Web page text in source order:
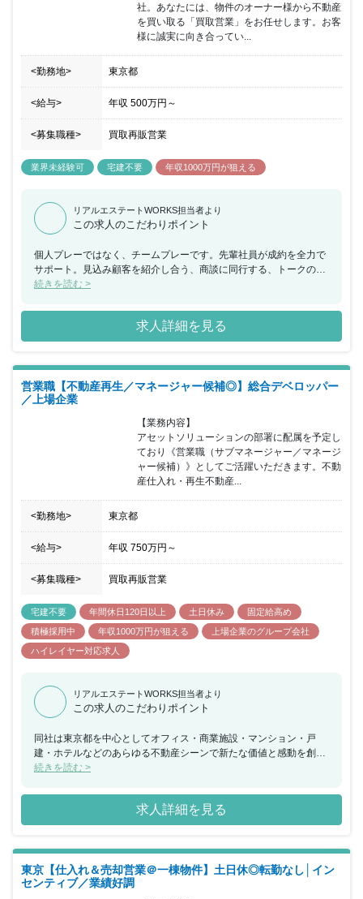
社。あなたには、物件のオーナー様から不動産
を買い取る「買取営業」をお任せします。お客
様に誠実に向き合ってい...
<勤務地> 東京都
<給与> 年収 500万円 ～
<募集職種> 買取再販営業
業界未経験可 宅建不要 年収1000万円が狙える
リアルエステートWORKS担当者より
この求人のこだわりポイント
個人プレーではなく、チームプレーです。先輩社員が成約を全力で
サポート。見込み顧客を紹介し合う、商談に同行する、トークの仕
方や提案のお手本を見せる...等、チームプレーで契約を取っていく
う、フォローを欠かしません!※昨年度の部署立上げ以来、全員が入
社1ヶ月ほどで初成約実績アリ
続きを読む >
求人詳細を見る
営業職【不動産再生／マネージャー候補◎】総合デベロッパー
／上場企業
【業務内容】
アセットソリューションの部署に配属を予定し
ており《営業職（サブマネージャー／マネージ
ャー候補）》としてご活躍いただきます。不動
産仕入れ・再生不動産...
<勤務地> 東京都
<給与> 年収 750万円 ～
<募集職種> 買取再販営業
宅建不要 年間休日120日以上 土日休み
固定給高め
積極採用中
年収1000万円が狙える
上場企業のグループ会社
ハイレイヤー対応求人
リアルエステートWORKS担当者より
この求人のこだわりポイント
同社は東京都を中心としてオフィス・商業施設・マンション・戸
建・ホテルなどのあらゆる不動産シーンで新たな価値と感動を創造
し続けている企業になります。流動化／開発／賃貸／ファンド・コ
おり、多様な領域の事業ポートフォリオを強みに業績を拡大させて
います。現在は9期連続で営業増益を記録しており勢いがある企業
となっています。同ポジションにおいても更なる成長に向けた採用
ご活躍いただくポジションとなっております。東証プライム上場の
総合デベロッパーとして安定した経営基盤があるからこそ待遇面も
充実しており、通常の賞与支給に加え業績賞与も支給しており、年
続きを読む >
求人詳細を見る
東京【仕入れ＆売却営業＠一棟物件】土日休◎転勤なし│イン
センティブ／業績好調